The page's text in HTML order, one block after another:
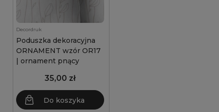
Decordruk
Poduszka dekoracyjna
ORNAMENT wzór OR17
| ornament pnący
35,00 zł
Do koszyka